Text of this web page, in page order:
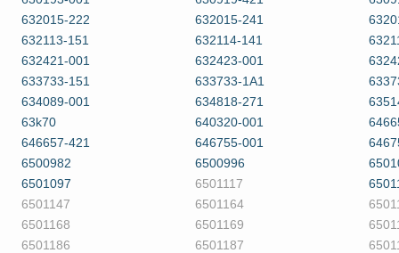
632015-222
632015-241
632113-151
632114-141
632421-001
632423-001
633733-151
633733-1A1
634089-001
634818-271
63k70
640320-001
646657-421
646755-001
6500982
6500996
6501097
6501117
6501147
6501164
6501168
6501169
6501186
6501187